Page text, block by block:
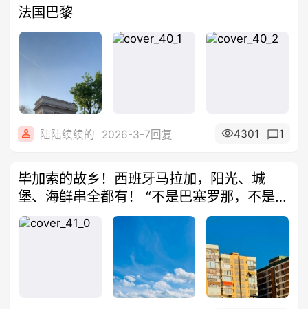
法国巴黎
陆陆续续的 2026-3-7回复 4301 1
毕加索的故乡！西班牙马拉加，阳光、城
堡、海鲜串全都有！ “不是巴塞罗那，不是马
德